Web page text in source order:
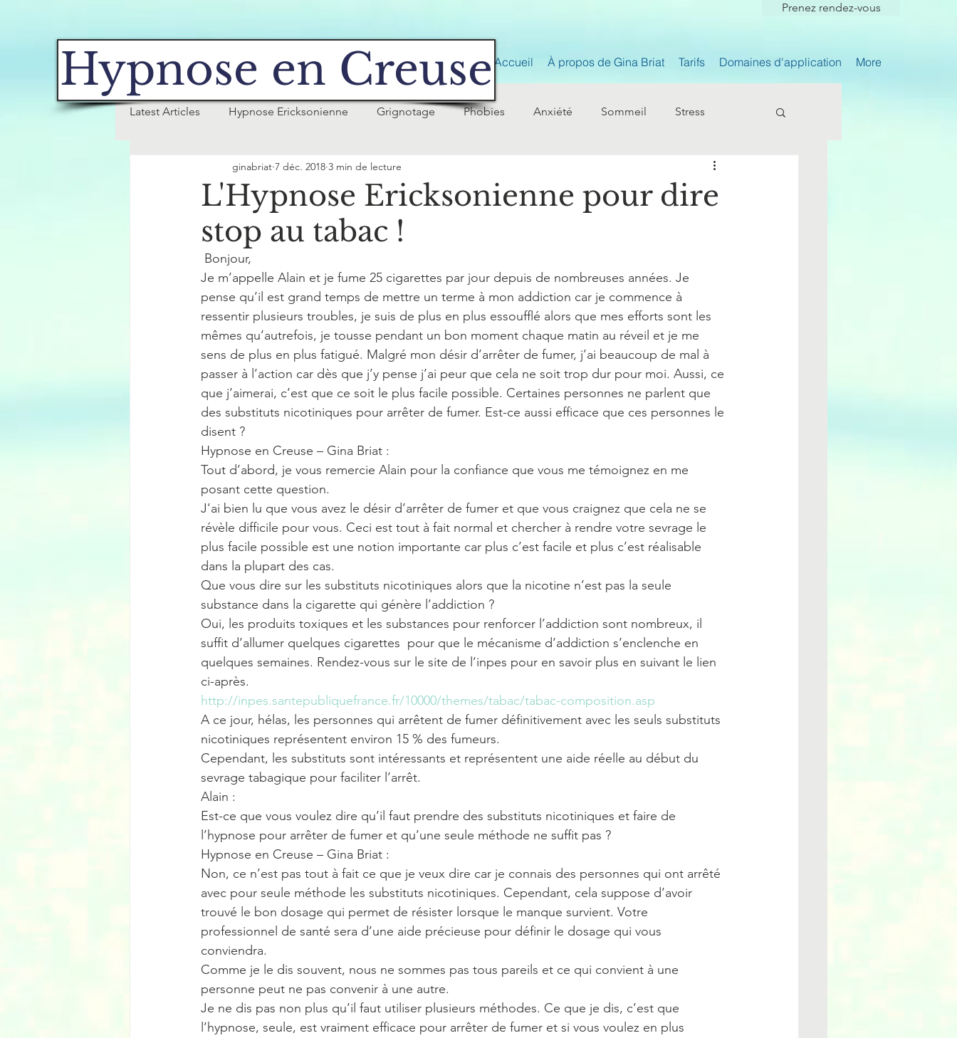
Hypnose en Creuse
Prenez rendez-vous
Accueil À propos de Gina Briat Tarifs Domaines d'application More
Latest Articles Hypnose Ericksonienne Grignotage Phobies Anxiété Sommeil Stress
L'Hypnose Ericksonienne pour dire
stop au tabac !
ginabriat 7 déc. 2018 3 min de lecture
Bonjour,
Je m’appelle Alain et je fume 25 cigarettes par jour depuis de nombreuses années. Je
pense qu’il est grand temps de mettre un terme à mon addiction car je commence à
ressentir plusieurs troubles, je suis de plus en plus essoufflé alors que mes efforts sont les
mêmes qu’autrefois, je tousse pendant un bon moment chaque matin au réveil et je me
sens de plus en plus fatigué. Malgré mon désir d’arrêter de fumer, j’ai beaucoup de mal à
passer à l’action car dès que j’y pense j’ai peur que cela ne soit trop dur pour moi. Aussi, ce
que j’aimerai, c’est que ce soit le plus facile possible. Certaines personnes ne parlent que
des substituts nicotiniques pour arrêter de fumer. Est-ce aussi efficace que ces personnes le
disent ?
Hypnose en Creuse – Gina Briat :
Tout d’abord, je vous remercie Alain pour la confiance que vous me témoignez en me
posant cette question.
J’ai bien lu que vous avez le désir d’arrêter de fumer et que vous craignez que cela ne se
révèle difficile pour vous. Ceci est tout à fait normal et chercher à rendre votre sevrage le
plus facile possible est une notion importante car plus c’est facile et plus c’est réalisable
dans la plupart des cas.
Que vous dire sur les substituts nicotiniques alors que la nicotine n’est pas la seule
substance dans la cigarette qui génère l’addiction ?
Oui, les produits toxiques et les substances pour renforcer l’addiction sont nombreux, il
suffit d’allumer quelques cigarettes  pour que le mécanisme d’addiction s’enclenche en
quelques semaines. Rendez-vous sur le site de l’inpes pour en savoir plus en suivant le lien
ci-après.
http://inpes.santepubliquefrance.fr/10000/themes/tabac/tabac-composition.asp
A ce jour, hélas, les personnes qui arrêtent de fumer définitivement avec les seuls substituts
nicotiniques représentent environ 15 % des fumeurs.
Cependant, les substituts sont intéressants et représentent une aide réelle au début du
sevrage tabagique pour faciliter l’arrêt.
Alain :
Est-ce que vous voulez dire qu’il faut prendre des substituts nicotiniques et faire de
l’hypnose pour arrêter de fumer et qu’une seule méthode ne suffit pas ?
Hypnose en Creuse – Gina Briat :
Non, ce n’est pas tout à fait ce que je veux dire car je connais des personnes qui ont arrêté
avec pour seule méthode les substituts nicotiniques. Cependant, cela suppose d’avoir
trouvé le bon dosage qui permet de résister lorsque le manque survient. Votre
professionnel de santé sera d’une aide précieuse pour définir le dosage qui vous
conviendra.
Comme je le dis souvent, nous ne sommes pas tous pareils et ce qui convient à une
personne peut ne pas convenir à une autre.
Je ne dis pas non plus qu’il faut utiliser plusieurs méthodes. Ce que je dis, c’est que
l’hypnose, seule, est vraiment efficace pour arrêter de fumer et si vous voulez en plus